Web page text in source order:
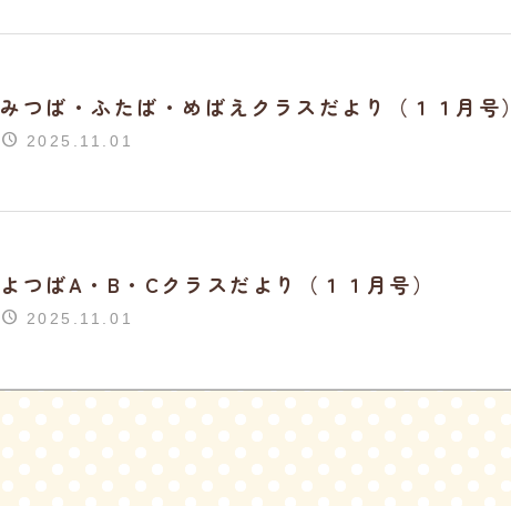
みつば・ふたば・めばえクラスだより（１１月号）
2025.11.01
よつばA・B・Cクラスだより（１１月号）
2025.11.01